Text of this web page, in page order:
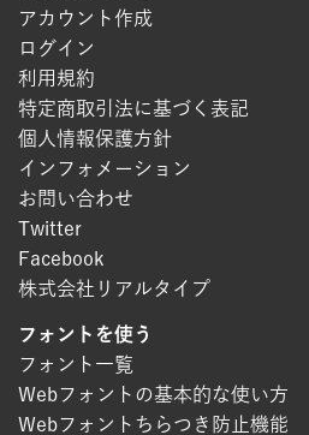
アカウント作成
ログイン
利用規約
特定商取引法に基づく表記
個人情報保護方針
インフォメーション
お問い合わせ
Twitter
Facebook
株式会社リアルタイプ
フォントを使う
フォント一覧
Webフォントの基本的な使い方
Webフォントちらつき防止機能